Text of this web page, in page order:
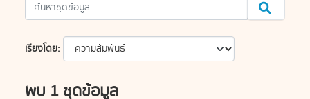
เรียงโดย
พบ 1 ชุดข้อมูล